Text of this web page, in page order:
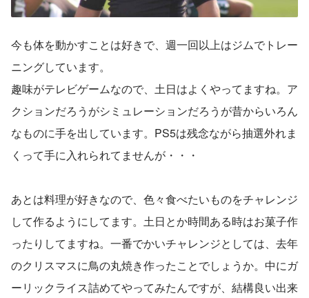
今も体を動かすことは好きで、週一回以上はジムでトレー
ニングしています。
趣味がテレビゲームなので、土日はよくやってますね。ア
クションだろうがシミュレーションだろうが昔からいろん
なものに手を出しています。PS5は残念ながら抽選外れま
くって手に入れられてませんが・・・
あとは料理が好きなので、色々食べたいものをチャレンジ
して作るようにしてます。土日とか時間ある時はお菓子作
ったりしてますね。一番でかいチャレンジとしては、去年
のクリスマスに鳥の丸焼き作ったことでしょうか。中にガ
ーリックライス詰めてやってみたんですが、結構良い出来